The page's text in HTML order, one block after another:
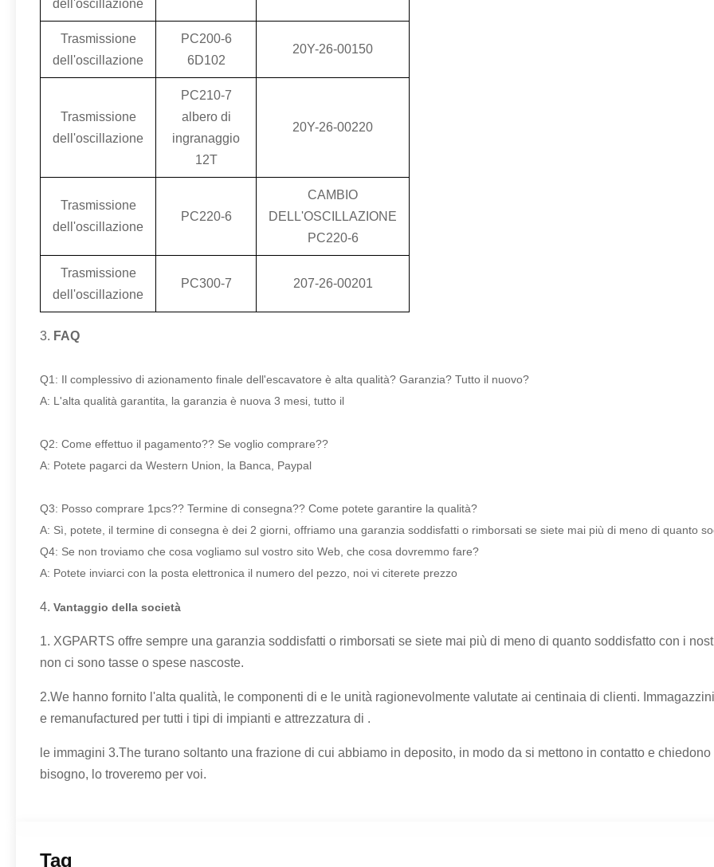
dell'oscillazione
Trasmissione
dell'oscillazione
PC200-6
6D102
20Y-26-00150
Trasmissione
dell'oscillazione
PC210-7
albero di
ingranaggio
12T
20Y-26-00220
Trasmissione
dell'oscillazione
PC220-6
CAMBIO
DELL'OSCILLAZIONE
PC220-6
Trasmissione
dell'oscillazione
PC300-7 207-26-00201
3. FAQ
Q1: Il complessivo di azionamento finale dell'escavatore è alta qualità? Garanzia? Tutto il nuovo?
A: L'alta qualità garantita, la garanzia è nuova 3 mesi, tutto il
Q2: Come effettuo il pagamento?? Se voglio comprare??
A: Potete pagarci da Western Union, la Banca, Paypal
Q3: Posso comprare 1pcs?? Termine di consegna?? Come potete garantire la qualità?
A: Sì, potete, il termine di consegna è dei 2 giorni, offriamo una garanzia soddisfatti o rimborsati se siete mai più di meno di quanto
Q4: Se non troviamo che cosa vogliamo sul vostro sito Web, che cosa dovremmo fare?
A: Potete inviarci con la posta elettronica il numero del pezzo, noi vi citerete prezzo
4. Vantaggio della società
1. XGPARTS offre sempre una garanzia soddisfatti o rimborsati se siete mai più di meno di quanto soddisfatto con i
non ci sono tasse o spese nascoste.
2.We hanno fornito l'alta qualità, le componenti di e le unità ragionevolmente valutate ai centinaia di clienti.
e remanufactured per tutti i tipi di impianti e attrezzatura di .
le immagini 3.The turano soltanto una frazione di cui abbiamo in deposito, in modo da si mettono in contatto e
bisogno, lo troveremo per voi.
Tag